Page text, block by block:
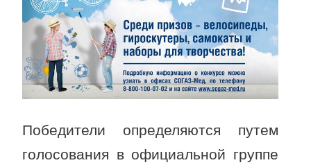
Победители определяются путем
голосования в официальной группе